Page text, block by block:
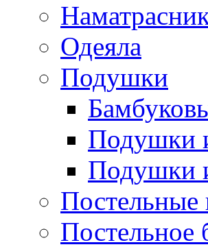
Одеяла
Подушки
Подушки
Подушки
Постельные
Постельное